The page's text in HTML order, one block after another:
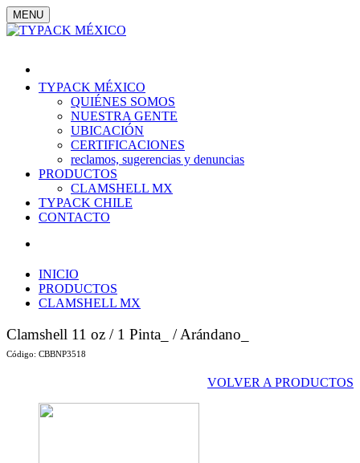
MENU
TYPACK MÉXICO
QUIÉNES SOMOS
NUESTRA GENTE
UBICACIÓN
CERTIFICACIONES
reclamos, sugerencias y denuncias
PRODUCTOS
CLAMSHELL MX
TYPACK CHILE
CONTACTO
INICIO
PRODUCTOS
CLAMSHELL MX
Clamshell 11 oz / 1 Pinta_ / Arándano_
Código: CBBNP3518
VOLVER A PRODUCTOS